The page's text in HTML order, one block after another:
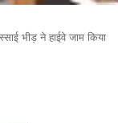
भीड़ ने हाईवे जाम किया